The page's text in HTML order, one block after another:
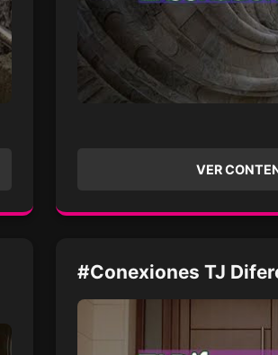
VER
#Conexiones TJ